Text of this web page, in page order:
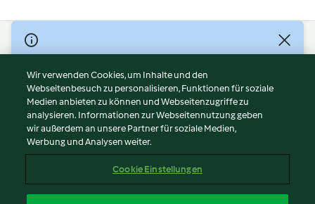
© Copyright 2026
Nutzungsbedingungen
Datenschutzrichtlinien
Disclaimer
Impressum
Cookies
Abo kündigen
Wir verwenden Cookies, um Inhalte und den
Webseitenbesuch zu personalisieren, Funktionen für soziale
Medien anbieten zu können und Webseitenzugriffe zu
analysieren. Informationen zur Webseitennutzung geben
wir außerdem an unsere Partner für soziale Medien,
Werbung und Analysen weiter.
Cookie Einstellungen